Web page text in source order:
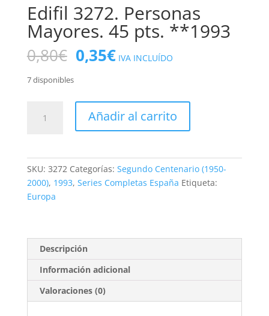
Edifil 3272. Personas
Mayores. 45 pts. **1993
0,80€ El
precio
era:
0,80€.
0,35€El
precio
es:
0,35€.
IVA INCLUÍDO
7 disponibles
3272.
**1993
cantidad
Añadir al carrito
SKU: 3272 Categorías: Segundo Centenario (1950-
2000), 1993, Series Completas España Etiqueta:
Europa
Descripción
Información adicional
Valoraciones (0)